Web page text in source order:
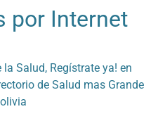
por Internet
Salud, Regístrate ya! en
de Salud mas Grande